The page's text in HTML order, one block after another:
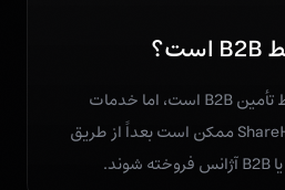
خود ShareHub یک محیط تأمین B2B است، اما خدمات
دریافت‌شده از طریق ShareHub ممکن است بعداً از طریق